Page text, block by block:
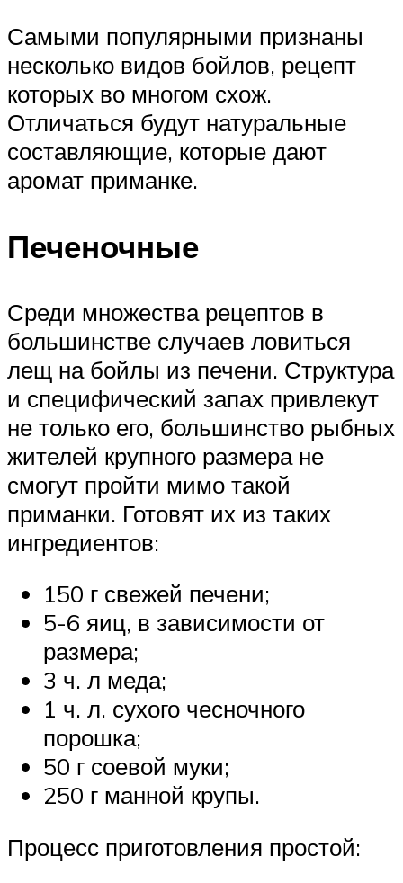
Самыми популярными признаны
несколько видов бойлов, рецепт
которых во многом схож.
Отличаться будут натуральные
составляющие, которые дают
аромат приманке.
Печеночные
Среди множества рецептов в
большинстве случаев ловиться
лещ на бойлы из печени. Структура
и специфический запах привлекут
не только его, большинство рыбных
жителей крупного размера не
смогут пройти мимо такой
приманки. Готовят их из таких
ингредиентов:
150 г свежей печени;
5-6 яиц, в зависимости от
размера;
3 ч. л меда;
1 ч. л. сухого чесночного
порошка;
50 г соевой муки;
250 г манной крупы.
Процесс приготовления простой: